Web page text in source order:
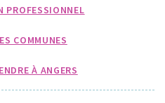
PROFESSIONNEL
COMMUNES
À ANGERS